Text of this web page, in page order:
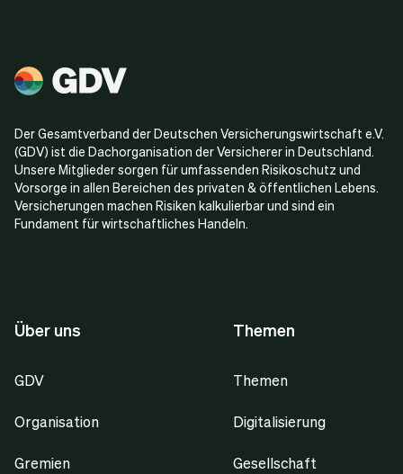
Der Gesamtverband der Deutschen Versicherungswirtschaft e.V.
(GDV) ist die Dachorganisation der Versicherer in Deutschland.
Unsere Mitglieder sorgen für umfassenden Risikoschutz und
Vorsorge in allen Bereichen des privaten & öffentlichen Lebens.
Versicherungen machen Risiken kalkulierbar und sind ein
Fundament für wirtschaftliches Handeln.
Über uns
GDV
Organisation
Gremien
Themen
Themen
Digitalisierung
Gesellschaft